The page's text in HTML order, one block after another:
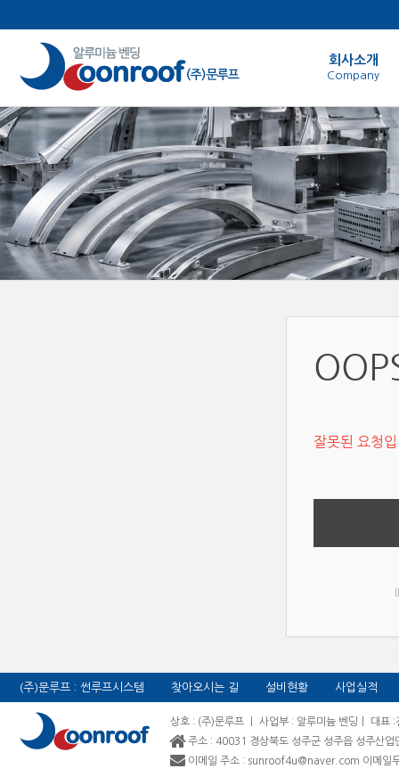
회사소개
Company
잘못된 요청
(주)문루프 : 썬루프시스템 찾아오시는 길 설비현황 사업실적
상호 : (주)문루프 ㅣ 사업부 : 알루미늄 벤딩ㅣ 대
주소 : 40031 경상북도 성주군 성주읍 성주산업
이메일 주소 : sunroof4u@naver.com 이메일